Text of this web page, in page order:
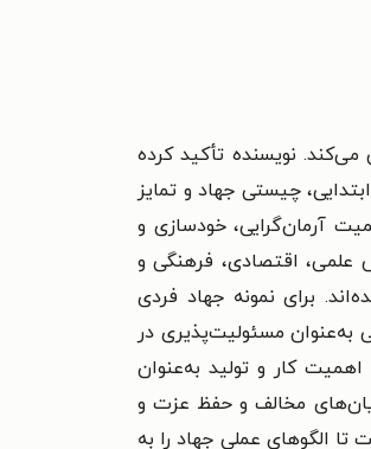
می‌کند. نویسنده تأکید کرده
چیستی جهاد و تمایز
آرمان‌گرایی، خودسازی و
علمی، اقتصادی، فرهنگی و
برای نمونه جهاد فردی
به‌عنوان مسئولیت‌پذیری در
کار و تولید به‌عنوان
مخالف و حفظ عزت و
الگوهای عملی جهاد را به